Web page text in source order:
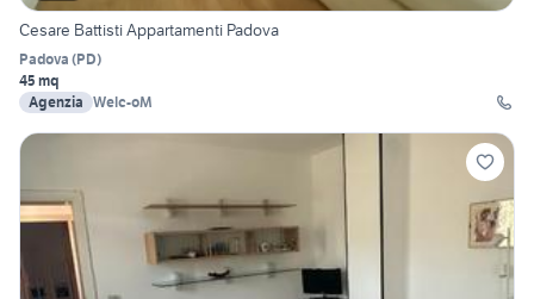
Cesare Battisti Appartamenti Padova
Padova (PD)
45 mq
Agenzia Welc-oM